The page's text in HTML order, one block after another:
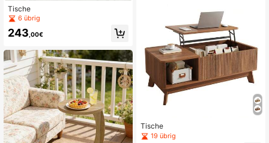
Tische
6 übrig
243 ,00€
Tische
19 übrig